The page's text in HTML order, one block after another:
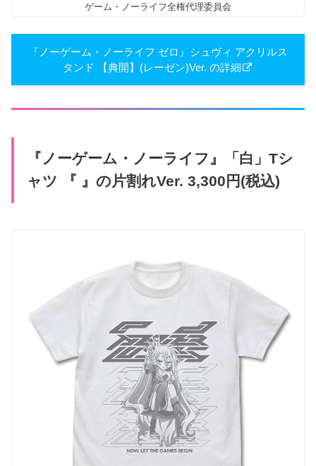
ゲーム・ノーライフ全権代理委員会
『ノーゲーム・ノーライフ ゼロ』シュヴィ アクリルス
タンド 【典開】(レーゼン)Ver. の詳細
『ノーゲーム・ノーライフ』「白」Tシ
ャツ 『 』の片割れVer. 3,300円(税込)